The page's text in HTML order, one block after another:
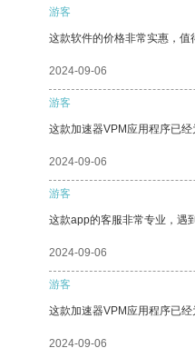
游客
这款软件的价格非常实惠，值
2024-09-06
游客
这款加速器VPM应用程序已经
2024-09-06
游客
这款app的客服非常专业，遇
2024-09-06
游客
这款加速器VPM应用程序已经
2024-09-06